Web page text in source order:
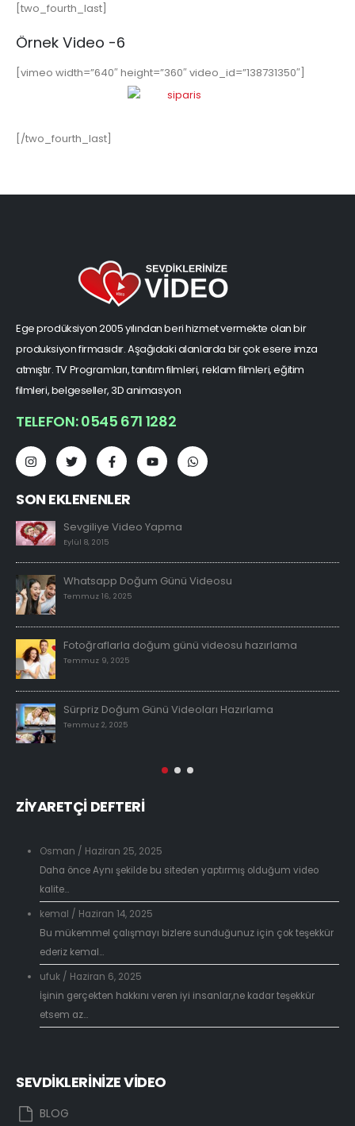
[two_fourth_last]
Örnek Video -6
[vimeo width=”640″ height=”360″ video_id=”138731350″]
[/two_fourth_last]
Ege prodüksiyon 2005 yılından beri hizmet vermekte olan bir
produksiyon firmasıdır. Aşağıdaki alanlarda bir çok esere imza
atmıştır. TV Programları, tanıtım filmleri, reklam filmleri, eğitim
filmleri, belgeseller, 3D animasyon
TELEFON: 0545 671 1282
SON EKLENENLER
Sevgiliye Video Yapma
Eylül 8, 2015
Whatsapp Doğum Günü Videosu
Temmuz 16, 2025
Fotoğraflarla doğum günü videosu hazırlama
Temmuz 9, 2025
Sürpriz Doğum Günü Videoları Hazırlama
Temmuz 2, 2025
ZİYARETÇİ DEFTERİ
Osman / Haziran 25, 2025
Daha önce Aynı şekilde bu siteden yaptırmış olduğum video
kalite...
kemal / Haziran 14, 2025
Bu mükemmel çalışmayı bizlere sunduğunuz için çok teşekkür
ederiz kemal...
ufuk/ Haziran 6, 2025
İşinin gerçekten hakkını veren iyi insanlar,ne kadar teşekkür
etsem az...
SEVDİKLERİNİZE VİDEO
BLOG